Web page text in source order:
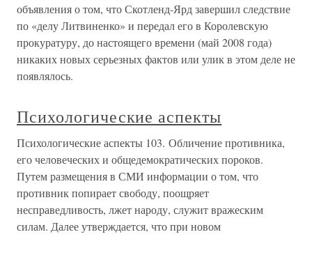
объявления о том, что Скотленд-Ярд завершил следствие
по «делу Литвиненко» и передал его в Королевскую
прокуратуру, до настоящего времени (май 2008 года)
никаких новых серьезных фактов или улик в этом деле не
появлялось.
Психологические аспекты
Психологические аспекты 103. Обличение противника,
его человеческих и общедемократических пороков.
Путем размещения в СМИ информации о том, что
противник попирает свободу, поощряет
несправедливость, лжет народу, служит вражеским
силам. Далее утверждается, что при новом